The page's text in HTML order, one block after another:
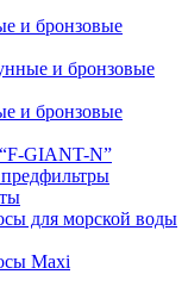
и бронзовые
и бронзовые
и бронзовые
GIANT-N”
для морской воды
Maxi